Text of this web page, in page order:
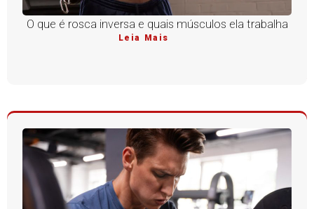
O que é rosca inversa e quais músculos ela trabalha
Leia Mais